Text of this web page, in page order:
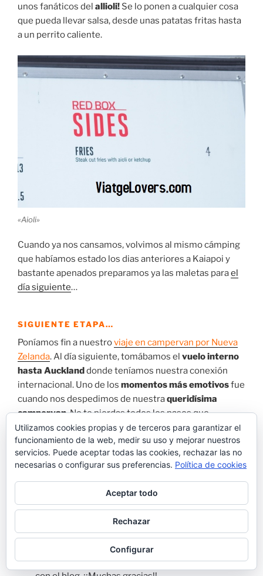
unos fanáticos del allioli! Se lo ponen a cualquier cosa
que pueda llevar salsa, desde unas patatas fritas hasta
a un perrito caliente.
«Aioli»
Cuando ya nos cansamos, volvimos al mismo cámping
que habíamos estado los dias anteriores a Kaiapoi y
bastante apenados preparamos ya las maletas parael
día siguiente…
SIGUIENTE ETAPA…
Poníamos fin a nuestroviaje en campervan por Nueva
Zelanda. Al día siguiente, tomábamos el vuelo interno
hasta Aucklanddonde teníamos nuestra conexión
internacional. Uno de los momentos más emotivosfue
cuando nos despedimos de nuestraqueridísima
campervan. No te pierdas todos los pasos que
seguimos en esta entrada
⇒Día 23. Christchurch – Auckland
¿ NECESITAS ENCONTRAR ALOJAMIENTO
PARA TU VIAJE A NUEVA ZELANDA?
⇒Booking.com:Reservando a través de este link, a
ti te costará el mismo precio y a nosotros nos
darán una pequeña comisión para poder continuar
Utilizamos cookies propias y de terceros para garantizar el
funcionamiento de la web, medir su uso y mejorar nuestros
servicios. Puede aceptar todas las cookies, rechazar las no
necesarias o configurar sus preferencias. Política de cookies
Aceptar todo
Rechazar
Configurar